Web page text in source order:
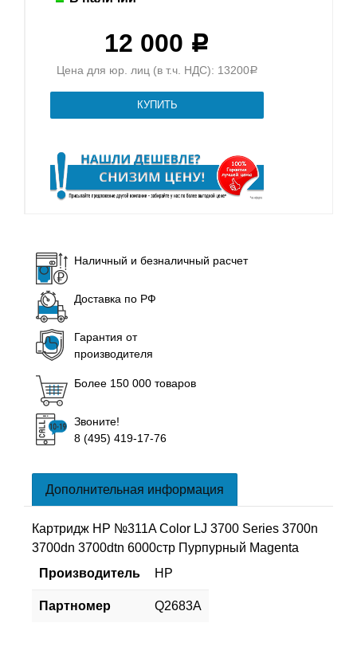
12 000 Р
Цена для юр. лиц (в т.ч. НДС): 13200Р
Наличный и безналичный расчет
Доставка по РФ
Гарантия от
производителя
Более 150 000 товаров
Звоните!
8 (495) 419-17-76
Дополнительная информация
Картридж HP №311A Color LJ 3700 Series 3700n
3700dn 3700dtn 6000стр Пурпурный Magenta
Производитель
HP
Партномер Q2683A